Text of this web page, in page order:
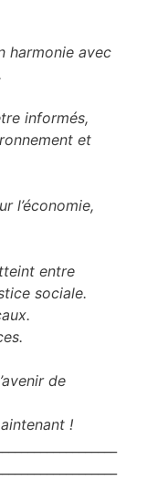
harmonie avec
informés,
et
l’économie,
entre
sociale.
de
!